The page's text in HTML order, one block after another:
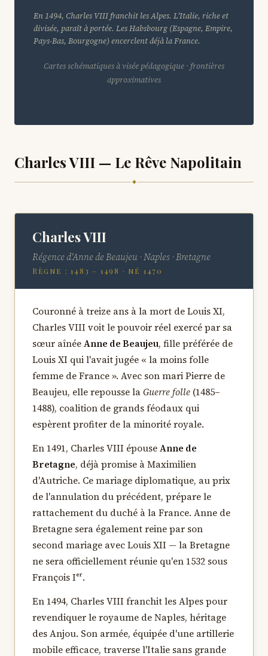
En 1494, Charles VIII franchit les Alpes. L'Italie, riche et
divisée, paraît à portée. Les Habsbourg (Espagne, Empire,
Pays-Bas, Bourgogne) encerclent déjà la France.
Cartes schématiques à visée pédagogique · frontières
approximatives
Charles VIII — Le Rêve Napolitain
✦
Charles VIII
Régence d'Anne de Beaujeu · Naples · Bretagne
Règne : 1483 – 1498 · né 1470
Couronné à treize ans à la mort de Louis XI,
Charles VIII voit le pouvoir réel exercé par sa
sœur aînéeAnne de Beaujeu, fille préférée de
Louis XI qui l'avait jugée « la moins folle
femme de France ». Avec son mari Pierre de
Beaujeu, elle repousse laGuerre folle(1485–
1488), coalition de grands féodaux qui
espèrent profiter de la minorité royale.
En 1491, Charles VIII épouseAnne de
Bretagne, déjà promise à Maximilien
d'Autriche. Ce mariage diplomatique, au prix
de l'annulation du précédent, prépare le
rattachement du duché à la France. Anne de
Bretagne sera également reine par son
second mariage avec Louis XII — la Bretagne
ne sera officiellement réunie qu'en 1532 sous
François Iᵉʳ.
En 1494, Charles VIII franchit les Alpes pour
revendiquer le royaume de Naples, héritage
des Anjou. Son armée, équipée d'une artillerie
mobile efficace, traverse l'Italie sans grande